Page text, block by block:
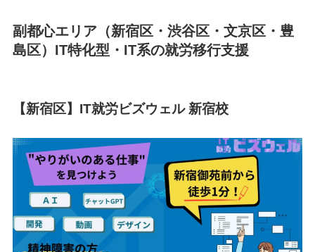
副都心エリア（新宿区・渋谷区・文京区・豊
島区）IT特化型・IT系の就労移行支援
【新宿区】IT就労ビズウェル 新宿校